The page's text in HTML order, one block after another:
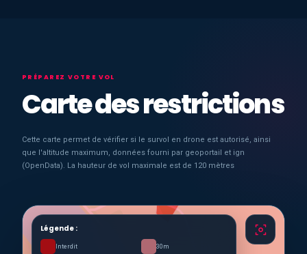
PRÉPAREZ VOTRE VOL
Carte des restrictions
Cette carte permet de vérifier si le survol en drone est autorisé, ainsi
que l'altitude maximum, données fourni par geoportail et ign
(OpenData). La hauteur de vol maximale est de 120 mètres
Légende :
Interdit 30m